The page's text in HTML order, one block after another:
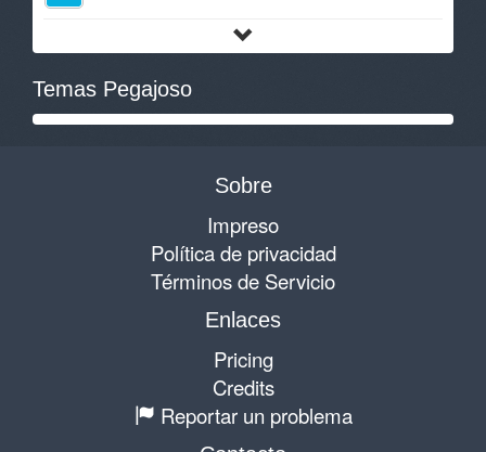
Temas Pegajoso
Sobre
Impreso
Política de privacidad
Términos de Servicio
Enlaces
Pricing
Credits
Reportar un problema